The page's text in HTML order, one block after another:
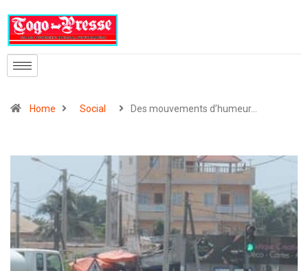
Home Social Des mouvements d’humeur…